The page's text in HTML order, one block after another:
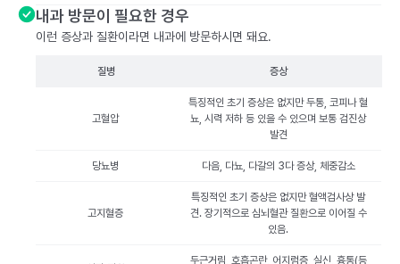
내과 방문이 필요한 경우
이런 증상과 질환이라면 내과에 방문하시면 돼요.
질병 증상
고혈압
특징적인 초기 증상은 없지만 두통, 코피나 혈
뇨, 시력 저하 등 있을 수 있으며 보통 검진상
발견
당뇨병 다음, 다뇨, 다갈의 3다 증상, 체중감소
고지혈증
특징적인 초기 증상은 없지만 혈액검사상 발
견. 장기적으로 심뇌혈관 질환으로 이어질 수
있음.
두근거림, 호흡곤란, 어지럼증, 실신, 흉통(등